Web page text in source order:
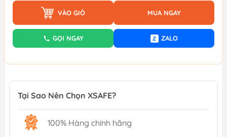
VÀO GIỎ MUA NGAY
GỌI NGAY Z ZALO
Tại Sao Nên Chọn XSAFE?
100% Hàng chính hãng